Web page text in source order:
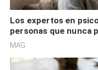
Los expertos en
personas que nunca
redes sociales no
MAG.